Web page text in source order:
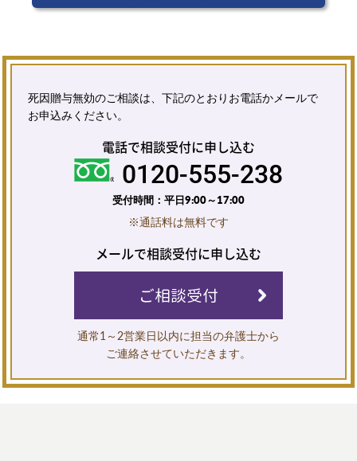
死因贈与無効のご相談は、下記のとおりお電話かメールで
お申込みください。
電話で相談受付に申し込む
0120-555-238
受付時間：平日9:00～17:00
※通話料は無料です
メールで相談受付に申し込む
ご相談受付
通常1～2営業日以内に担当の弁護士から
ご連絡させていただきます。